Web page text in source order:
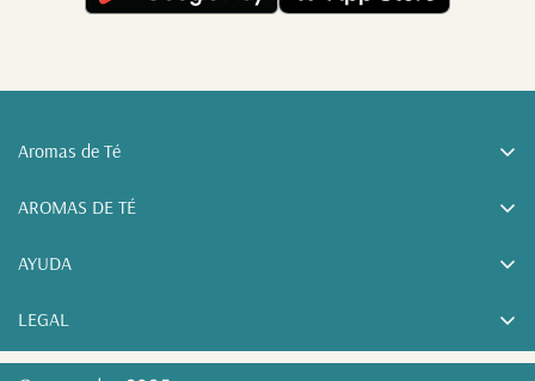
Aromas de Té
accesorios para el té, desde Sonseca (Toledo).
AROMAS DE TÉ
Sobre nosotros
Club Aromas · Programa de puntos
Descarga la App
AYUDA
Políticas de envío
Política de devoluciones
LEGAL
Condiciones de compra